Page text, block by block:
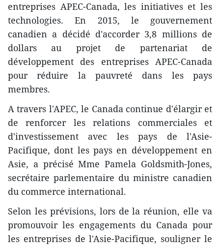
entreprises APEC-Canada, les initiatives et les
technologies. En 2015, le gouvernement
canadien a décidé d'accorder 3,8 millions de
dollars au projet de partenariat de
développement des entreprises APEC-Canada
pour réduire la pauvreté dans les pays
membres.
A travers l'APEC, le Canada continue d'élargir et
de renforcer les relations commerciales et
d'investissement avec les pays de l'Asie-
Pacifique, dont les pays en développement en
Asie, a précisé Mme Pamela Goldsmith-Jones,
secrétaire parlementaire du ministre canadien
du commerce international.
Selon les prévisions, lors de la réunion, elle va
promouvoir les engagements du Canada pour
les entreprises de l'Asie-Pacifique, souligner le